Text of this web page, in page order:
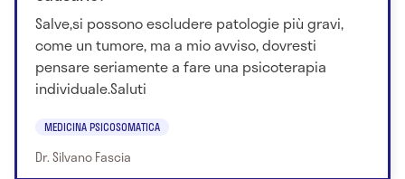
Salve,si possono escludere patologie più gravi,
come un tumore, ma a mio avviso, dovresti
pensare seriamente a fare una psicoterapia
individuale.Saluti
MEDICINA PSICOSOMATICA
Dr. Silvano Fascia